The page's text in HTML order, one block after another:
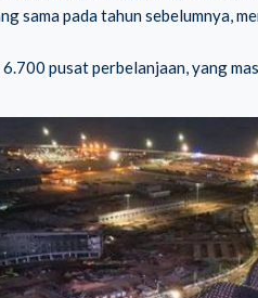
sama pada tahun sebelumnya,
pusat perbelanjaan, yang